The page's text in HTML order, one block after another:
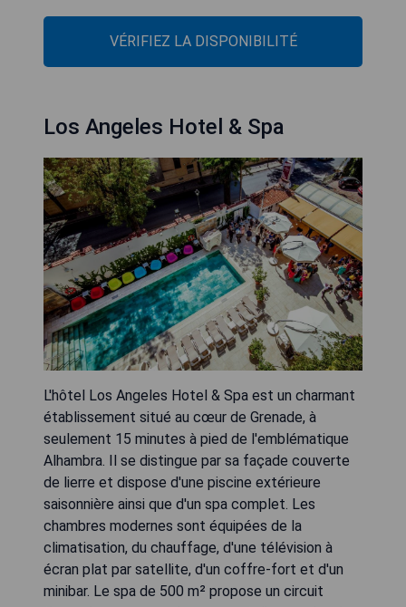
VÉRIFIEZ LA DISPONIBILITÉ
Los Angeles Hotel & Spa
L'hôtel Los Angeles Hotel & Spa est un charmant
établissement situé au cœur de Grenade, à
seulement 15 minutes à pied de l'emblématique
Alhambra. Il se distingue par sa façade couverte
de lierre et dispose d'une piscine extérieure
saisonnière ainsi que d'un spa complet. Les
chambres modernes sont équipées de la
climatisation, du chauffage, d'une télévision à
écran plat par satellite, d'un coffre-fort et d'un
minibar. Le spa de 500 m² propose un circuit